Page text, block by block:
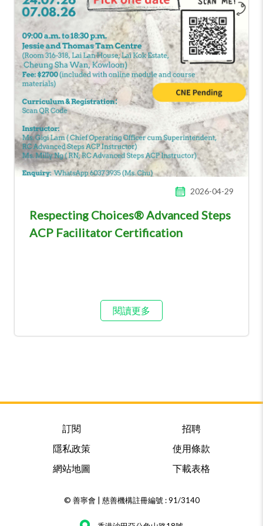
2026-04-29
Respecting Choices® Advanced Steps
ACP Facilitator Certification
閱讀更多
訂閱
招聘
隱私政策
使用條款
網站地圖
下載表格
© 善寧會 | 慈善機構註冊編號 : 91/3140